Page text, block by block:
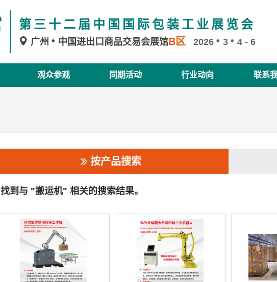
第三十二届中国国际包装工业展览会
广州 中国进出口商品交易会展馆B区 2026 3 4 - 6
观众参观 同期活动 行业动向 联系
按产品搜索
找到与 "搬运机" 相关的搜索结果。